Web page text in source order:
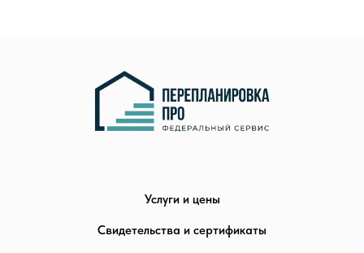
Услуги и цены
Свидетельства и сертификаты